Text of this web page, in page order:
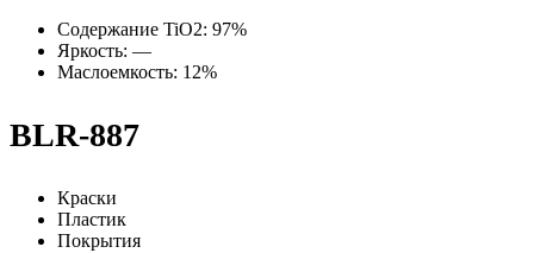
Содержание TiO2: 97%
Яркость: —
Маслоемкость: 12%
BLR-887
Краски
Пластик
Покрытия